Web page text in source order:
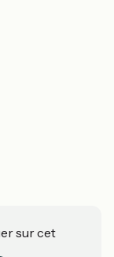
sur cet